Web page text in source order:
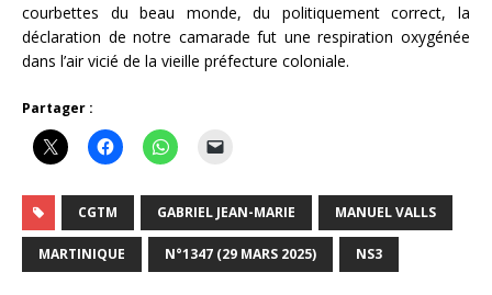
courbettes du beau monde, du politiquement correct, la
déclaration de notre camarade fut une respiration oxygénée
dans l’air vicié de la vieille préfecture coloniale.
Partager :
CGTM GABRIEL JEAN-MARIE MANUEL VALLS
MARTINIQUE N°1347 (29 MARS 2025) NS3